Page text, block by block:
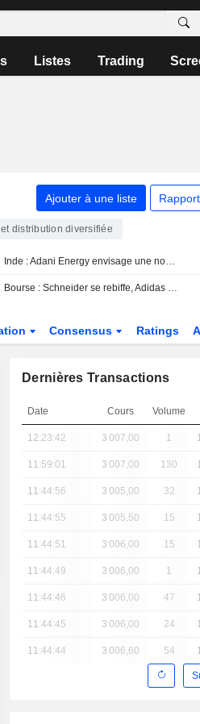
Listes Trading
Ajouter à une liste
distribution diversifiée
Inde : Adani Energy envisage une nouvelle levée de fonds d'ici le début du prochain exercice, selon des sources
Bourse : Schneider se rebiffe, Adidas sombre
Consensus Ratings
Dernières Transactions
Date Cours Volume
12:23:42 3 007,00 1
11:59:01 3 007,00 130
11:44:56 3 005,00 32
11:44:55 3 005,50 15
11:44:51 3 006,00 15
11:44:49 3 006,00 1
11:44:46 3 006,00 47
11:44:45 3 006,00 24
11:44:44 3 006,60 54